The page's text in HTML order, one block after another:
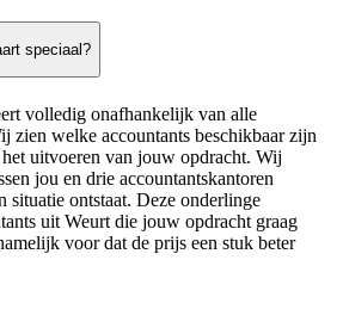
speciaal?
volledig onafhankelijk van alle
zien welke accountants beschikbaar zijn
uitvoeren van jouw opdracht. Wij
jou en drie accountantskantoren
ontstaat. Deze onderlinge
uit Weurt die jouw opdracht graag
voor dat de prijs een stuk beter